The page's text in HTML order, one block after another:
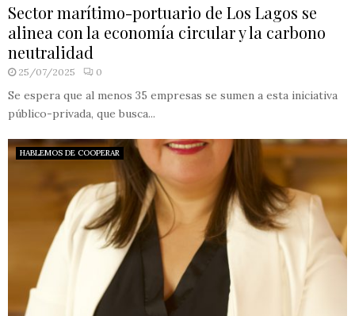
Sector marítimo-portuario de Los Lagos se
alinea con la economía circular y la carbono
neutralidad
25/07/2025 0
Se espera que al menos 35 empresas se sumen a esta iniciativa
público-privada, que busca...
HABLEMOS DE COOPERAR